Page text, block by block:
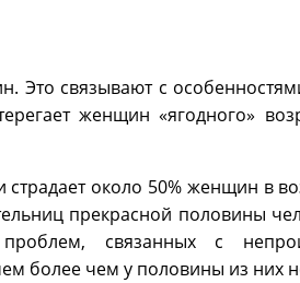
Это связывают с
женщин «ягодного»
около 50% женщин в
прекрасной половины
связанных с
более чем у половины из них